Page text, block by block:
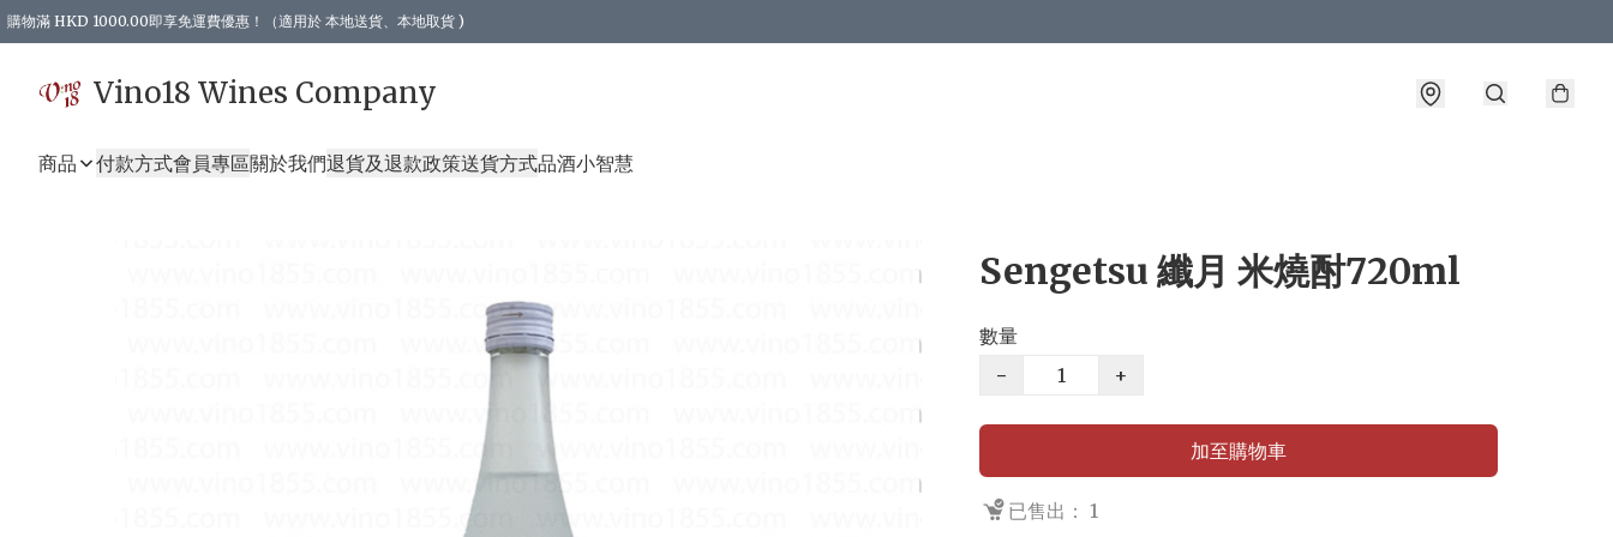
購物滿 HKD 1000.00即享免運費優惠！（適用於 本地送貨、本地取貨 )
Vino18 Wines Company
商品 付款方式會員專區關於我們退貨及退款政策送貨方式品酒小智慧
Sengetsu 纖月 米燒酎720ml
數量
−
+
加至購物車
已售出： 1